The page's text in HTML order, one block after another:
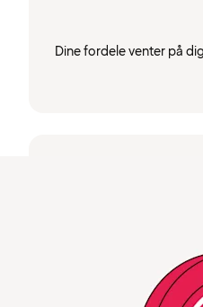
Dine fordele venter på